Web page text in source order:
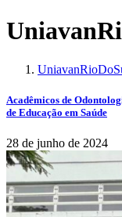
Acadêmicos de
de Educação em Saúde
28 de junho de 2024